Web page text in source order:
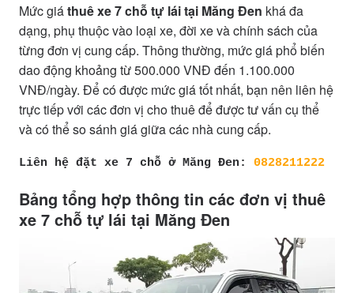
Mức giáthuê xe 7 chỗ tự lái tại Măng Đen khá đa
dạng, phụ thuộc vào loại xe, đời xe và chính sách của
từng đơn vị cung cấp. Thông thường, mức giá phổ biến
dao động khoảng từ 500.000 VNĐ đến 1.100.000
VNĐ/ngày. Để có được mức giá tốt nhất, bạn nên liên hệ
trực tiếp với các đơn vị cho thuê để được tư vấn cụ thể
và có thể so sánh giá giữa các nhà cung cấp.
Liên hệ đặt xe 7 chỗ ở Măng Đen: 0828211222
Bảng tổng hợp thông tin các đơn vị thuê
xe 7 chỗ tự lái tại Măng Đen